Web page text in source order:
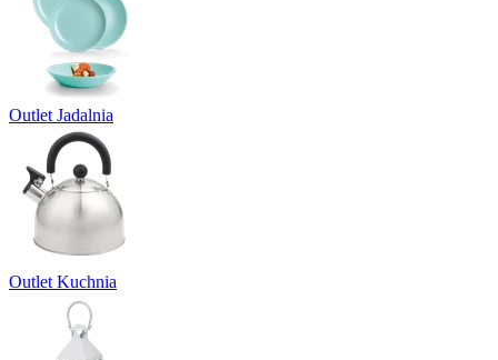
Outlet Jadalnia
Outlet Kuchnia